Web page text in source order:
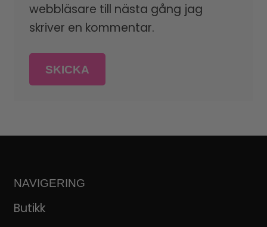
webbläsare till nästa gång jag
skriver en kommentar.
NAVIGERING
Butikk